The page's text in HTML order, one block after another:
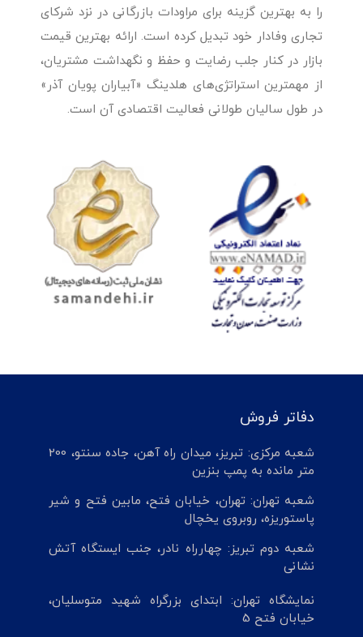
را به بهترین گزینه برای مراودات بازرگانی در نزد شرکای
تجاری وفادار خود تبدیل کرده است. ارائه بهترین قیمت
بازار در کنار جلب رضایت و حفظ و نگهداشت مشتریان،
از مهمترین استراتژی‌های هلدینگ «آبیاران پویان آذر»
در طول سالیان طولانی فعالیت اقتصادی آن است.
دفاتر فروش
شعبه مرکزی: تبریز، میدان راه آهن، جاده سنتو، 200
متر مانده به پمپ بنزین
شعبه تهران: تهران، خیابان فتح، مابین فتح و شیر
پاستوریزه، روبروی یخچال
شعبه دوم تبریز: چهارراه نادر، جنب ایستگاه آتش
نشانی
نمایشگاه تهران: ابتدای بزرگراه شهید متوسلیان،
خیابان فتح 5